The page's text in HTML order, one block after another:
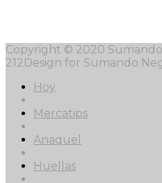
Copyright © 2020
212Design for Sumando
Hoy
Mercatips
Anaquel
Huellas